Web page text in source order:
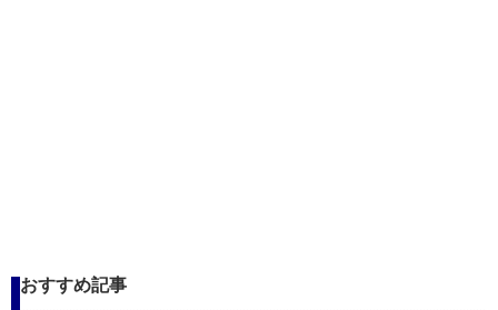
おすすめ記事